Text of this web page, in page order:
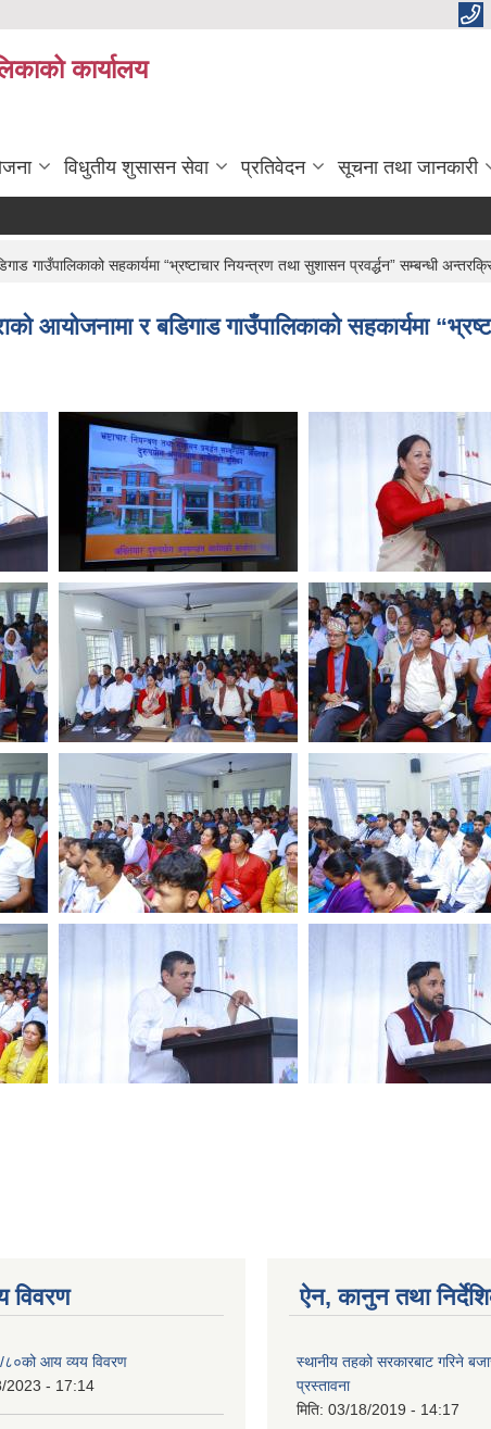
कार्यालय
विधुतीय शुसासन सेवा प्रतिवेदन सूचना तथा जानकारी
गाउँपालिकाको सहकार्यमा “भ्रष्टाचार नियन्त्रण तथा सुशासन प्रवर्द्धन” सम्बन्धी
आयोजनामा र बडिगाड गाउँपालिकाको सहकार्यमा
विवरण
आय व्यय विवरण
2023 - 17:14
ऐन, कानुन तथा
स्थानीय तहको सरकारबाट गरिने
प्रस्तावना
मिति: 03/18/2019 - 14:17